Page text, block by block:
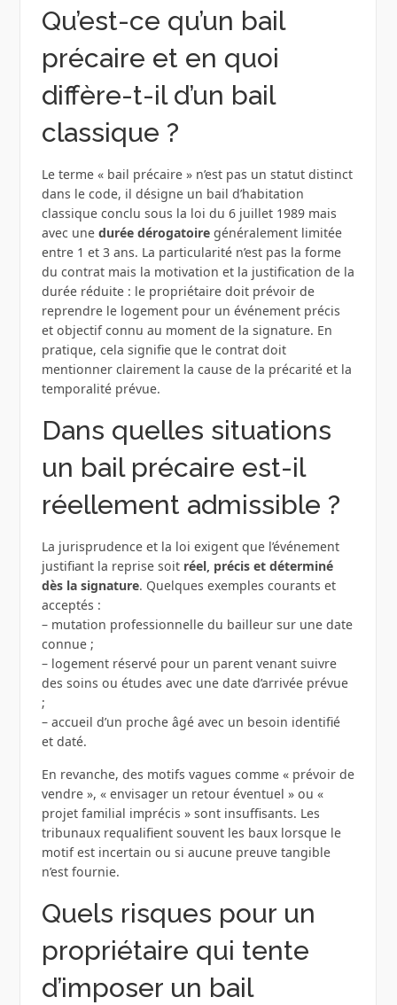
Qu’est-ce qu’un bail
précaire et en quoi
diffère-t-il d’un bail
classique ?
Le terme « bail précaire » n’est pas un statut distinct
dans le code, il désigne un bail d’habitation
classique conclu sous la loi du 6 juillet 1989 mais
avec une durée dérogatoiregénéralement limitée
entre 1 et 3 ans. La particularité n’est pas la forme
du contrat mais la motivation et la justification de la
durée réduite : le propriétaire doit prévoir de
reprendre le logement pour un événement précis
et objectif connu au moment de la signature. En
pratique, cela signifie que le contrat doit
mentionner clairement la cause de la précarité et la
temporalité prévue.
Dans quelles situations
un bail précaire est-il
réellement admissible ?
La jurisprudence et la loi exigent que l’événement
justifiant la reprise soit réel, précis et déterminé
dès la signature. Quelques exemples courants et
acceptés :
– mutation professionnelle du bailleur sur une date
connue ;
– logement réservé pour un parent venant suivre
des soins ou études avec une date d’arrivée prévue
;
– accueil d’un proche âgé avec un besoin identifié
et daté.
En revanche, des motifs vagues comme « prévoir de
vendre », « envisager un retour éventuel » ou «
projet familial imprécis » sont insuffisants. Les
tribunaux requalifient souvent les baux lorsque le
motif est incertain ou si aucune preuve tangible
n’est fournie.
Quels risques pour un
propriétaire qui tente
d’imposer un bail